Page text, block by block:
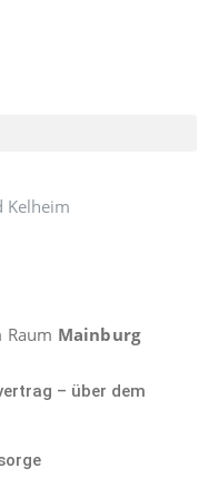
Raum Mainburg
– über dem